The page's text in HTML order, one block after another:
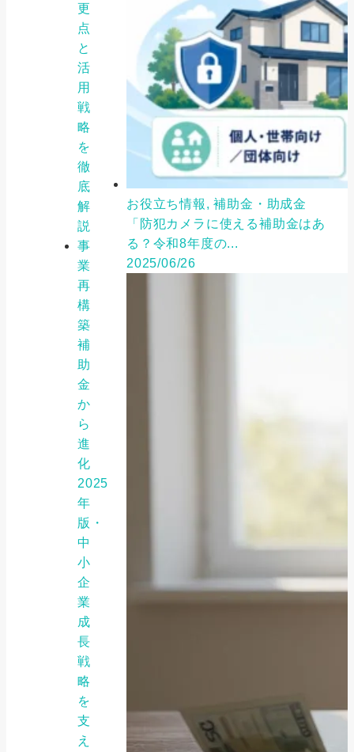
更
点
と
活
用
戦
略
を
徹
底
解
説
事
業
再
構
築
補
助
金
か
ら
進
化
2025
年
版・
中
小
企
業
成
長
戦
略
を
支
え
お役立ち情報, 補助金・助成金
「防犯カメラに使える補助金はあ
る？令和8年度の...
2025/06/26